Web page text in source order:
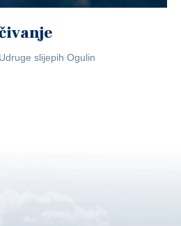
slijepih Ogulin